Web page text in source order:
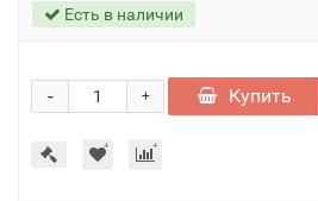
Есть в наличии
+
- Купить